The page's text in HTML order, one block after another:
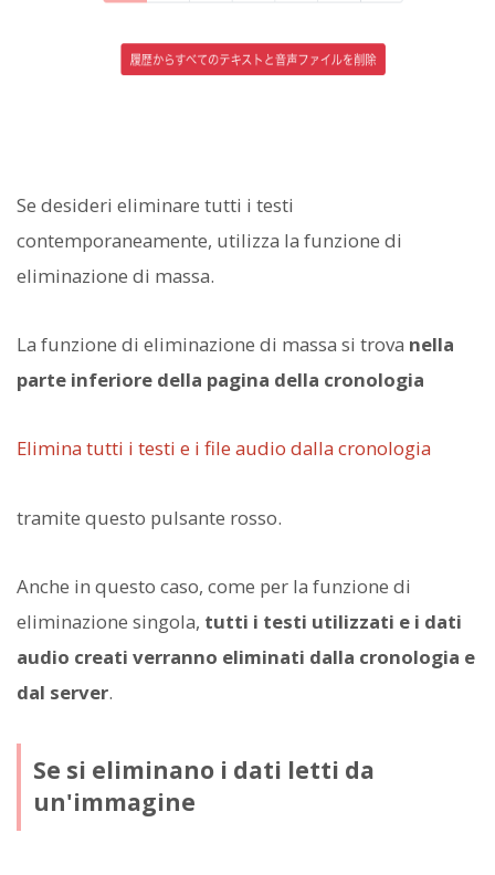
Se desideri eliminare tutti i testi
contemporaneamente, utilizza la funzione di
eliminazione di massa.
La funzione di eliminazione di massa si trova nella
parte inferiore della pagina della cronologia
Elimina tutti i testi e i file audio dalla cronologia
tramite questo pulsante rosso.
Anche in questo caso, come per la funzione di
eliminazione singola, tutti i testi utilizzati e i dati
audio creati verranno eliminati dalla cronologia e
dal server.
Se si eliminano i dati letti da
un'immagine